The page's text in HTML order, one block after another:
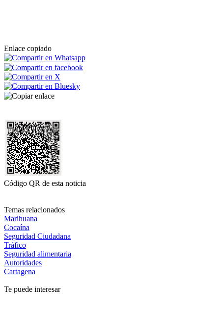
Enlace copiado
Código QR de esta noticia
Temas relacionados
Marihuana
Cocaína
Seguridad Ciudadana
Tráfico
Seguridad alimentaria
Autoridades
Cartagena
Te puede interesar